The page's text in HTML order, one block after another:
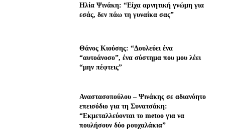
Ηλία Ψινάκη: “Είχα αρνητική γνώμη για
εσάς, δεν πάω τη γυναίκα σας”
Θάνος Κιούσης: “Δουλεύει ένα
“αυτοάνοσο”, ένα σύστημα που μου λέει
“μην πέφτεις”
Αναστασοπούλου – Ψινάκης σε αδιανόητο
επεισόδιο για τη Συνατσάκη:
“Εκμεταλλεύονται το metoo για να
πουλήσουν δύο ρουχαλάκια”